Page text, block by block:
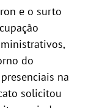
e o surto
do
na
solicitou